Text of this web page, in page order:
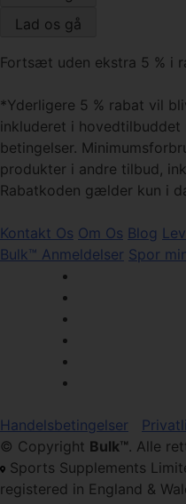
Fortsæt uden ekstra 5 % i
*Yderligere 5 % rabat vil
inkluderet i hovedtilbuddet
betingelser.
produkter i andre tilbud,
Rabatkoden gælder kun i
Kontakt Os Om Os Blog
Bulk™ Anmeldelser Spor
Handelsbetingelser
© Copyright Bulk™. Alle
Sports Supplements
registered in England &